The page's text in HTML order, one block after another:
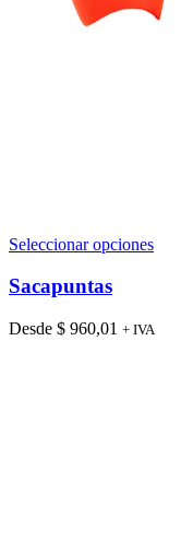
Seleccionar opcionesEste
Sacapuntas
Desde $ 960,01 + IVA